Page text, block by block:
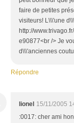
faire de petites
visiteurs! L\\\'une
http://
e90877<br /> Je
d\\\'anciennes
Répondre
lionel 15/11/2005
:0017: cher ami